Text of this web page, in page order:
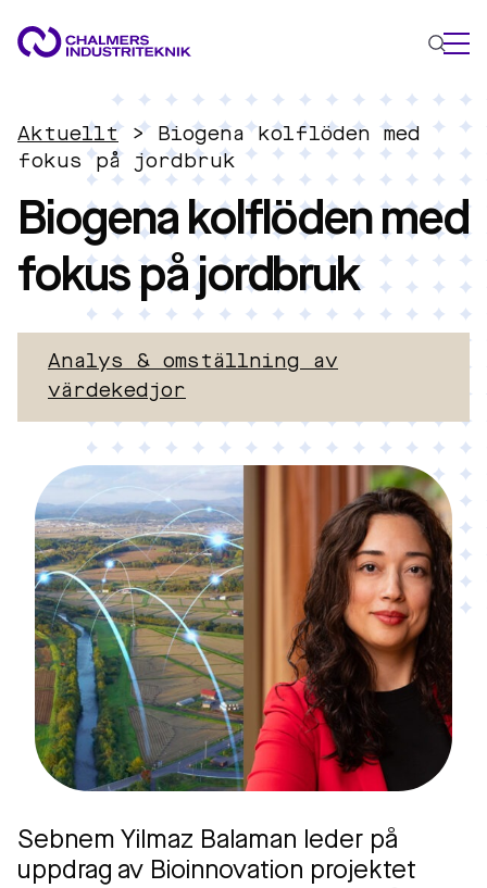
VAD VI GÖR
VÅRA EXPERTOMRÅDEN
Cirkulär ekonomi
Energi
Innovationsledning
Tillämpad AI
AKTUELLT
OM OSS
KONTAKTA OSS
JOBBA HOS OSS
Aktuellt>
Biogena kolflöden med
fokus på jordbruk
Biogena kolflöden med
fokus på jordbruk
Analys & omställning av
värdekedjor
Sebnem Yilmaz Balaman leder på
uppdrag av Bioinnovation projektet